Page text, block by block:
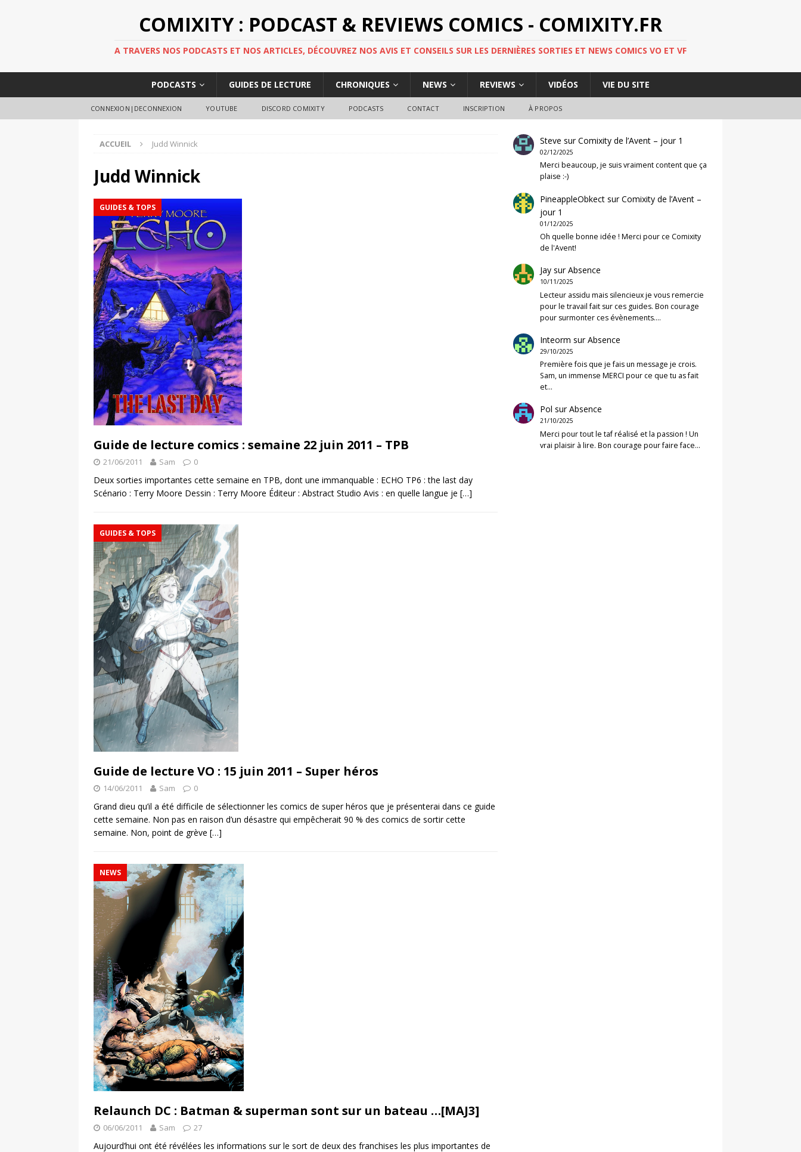
COMIXITY : PODCAST & REVIEWS COMICS - COMIXITY.FR
A TRAVERS NOS PODCASTS ET NOS ARTICLES, DÉCOUVREZ NOS AVIS ET CONSEILS SUR LES DERNIÈRES SORTIES ET NEWS COMICS VO ET VF
PODCASTS GUIDES DE LECTURE CHRONIQUES NEWS REVIEWS VIDÉOS VIE DU SITE
CONNEXION|DECONNEXION YOUTUBE DISCORD COMIXITY PODCASTS CONTACT INSCRIPTION À PROPOS
ACCUEIL Judd Winnick
Judd Winnick
GUIDES & TOPS
Guide de lecture comics : semaine 22 juin 2011 – TPB
21/06/2011 Sam 0
Deux sorties importantes cette semaine en TPB, dont une immanquable : ECHO TP6 : the last day
Scénario : Terry Moore Dessin : Terry Moore Éditeur : Abstract Studio Avis : en quelle langue je […]
GUIDES & TOPS
Guide de lecture VO : 15 juin 2011 – Super héros
14/06/2011 Sam 0
Grand dieu qu’il a été difficile de sélectionner les comics de super héros que je présenterai dans ce guide
cette semaine. Non pas en raison d’un désastre qui empêcherait 90 % des comics de sortir cette
semaine. Non, point de grève […]
NEWS
Relaunch DC : Batman & superman sont sur un bateau …[MAJ3]
06/06/2011 Sam 27
Aujourd’hui ont été révélées les informations sur le sort de deux des franchises les plus importantes de
Steve surComixity de l’Avent – jour 1
02/12/2025
Merci beaucoup, je suis vraiment content que ça
plaise :-)
PineappleObkect surComixity de l’Avent –
jour 1
01/12/2025
Oh quelle bonne idée ! Merci pour ce Comixity
de l'Avent!
Jay surAbsence
10/11/2025
Lecteur assidu mais silencieux je vous remercie
pour le travail fait sur ces guides. Bon courage
pour surmonter ces évènements.…
Inteorm surAbsence
29/10/2025
Première fois que je fais un message je crois.
Sam, un immense MERCI pour ce que tu as fait
et…
Pol surAbsence
21/10/2025
Merci pour tout le taf réalisé et la passion ! Un
vrai plaisir à lire. Bon courage pour faire face…